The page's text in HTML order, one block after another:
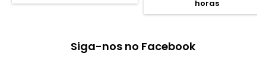
para colorir e também na
utilizado em papel, cartolina
horas
Siga-nos no Facebook